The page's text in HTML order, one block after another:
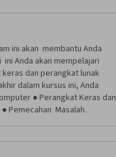
ini akan  membantu Anda
Anda akan mempelajari
dan perangkat lunak
dalam kursus ini, Anda
● Perangkat Keras dan
Pemecahan  Masalah.